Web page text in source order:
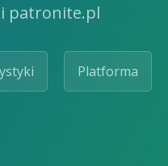
patronite.pl
Platforma